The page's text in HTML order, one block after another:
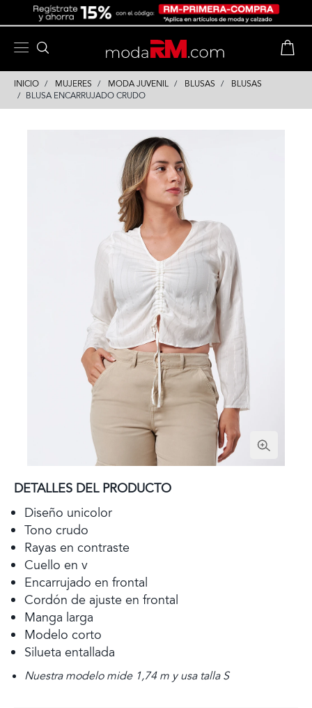
INICIO MUJERES MODA JUVENIL BLUSAS
BLUSAS
BLUSA ENCARRUJADO CRUDO
DETALLES DEL PRODUCTO
Diseño unicolor
Tono crudo
Rayas en contraste
Cuello en v
Encarrujado en frontal
Cordón de ajuste en frontal
Manga larga
Modelo corto
Silueta entallada
Nuestra modelo mide 1,74 m y usa talla S